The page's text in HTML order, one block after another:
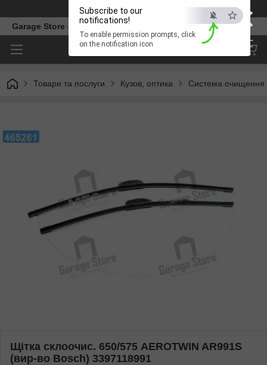
×
ESC
Subscribe to our
notifications!
To enable permission prompts, click
on the notification icon
Телефон
Garage Store – інтернет магазин автозапчастин.
Товари та послуги Кузов, оптика Система очищення
Щітка склоочис. 650/575 AEROTWIN AR991S
(вир-во Bosch) 3397118991